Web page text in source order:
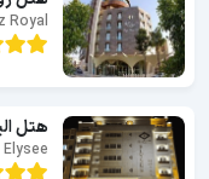
Royal
هتل